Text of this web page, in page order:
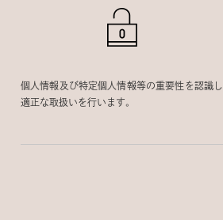
個人情報及び特定個人情報等の重要性を認識し
適正な取扱いを行います。